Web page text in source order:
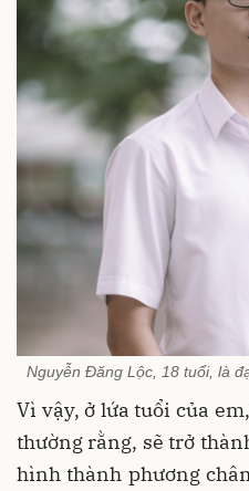
Nguyễn Đăng Lộc, 18 tuổi, là
Vì vậy, ở lứa tuổi của
thường rằng, sẽ trở
hình thành phương